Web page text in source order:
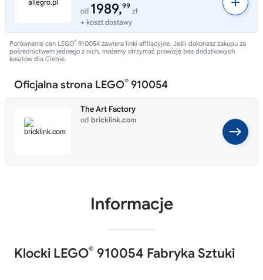
od 1989,99
zł
+ koszt dostawy
Porównanie cen LEGO® 910054 zawiera linki afiliacyjne. Jeśli dokonasz zakupu za
pośrednictwem jednego z nich, możemy otrzymać prowizję bez dodatkowych
kosztów dla Ciebie.
Oficjalna strona LEGO® 910054
The Art Factory
od bricklink.com
Informacje
Klocki LEGO® 910054 Fabryka Sztuki